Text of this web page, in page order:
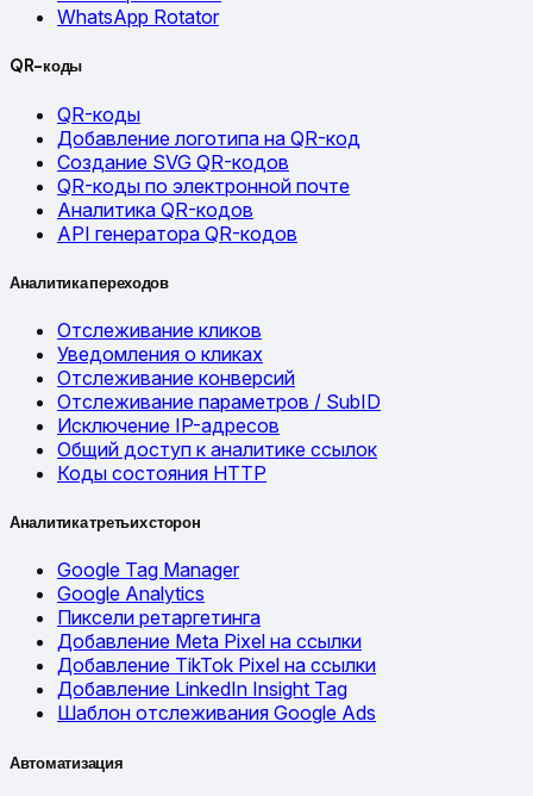
WhatsApp Rotator
QR-коды
QR-коды
Добавление логотипа на QR-код
Создание SVG QR-кодов
QR-коды по электронной почте
Аналитика QR-кодов
API генератора QR-кодов
Аналитика переходов
Отслеживание кликов
Уведомления о кликах
Отслеживание конверсий
Отслеживание параметров / SubID
Исключение IP-адресов
Общий доступ к аналитике ссылок
Коды состояния HTTP
Аналитика третьих сторон
Google Tag Manager
Google Analytics
Пиксели ретаргетинга
Добавление Meta Pixel на ссылки
Добавление TikTok Pixel на ссылки
Добавление LinkedIn Insight Tag
Шаблон отслеживания Google Ads
Автоматизация